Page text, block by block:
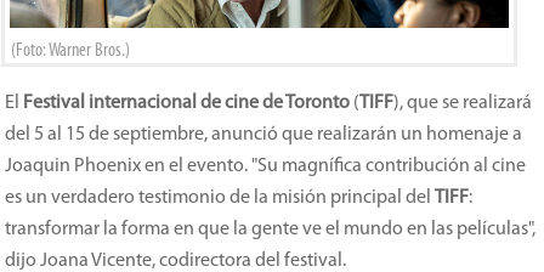
(Foto: Warner Bros.)
El Festival internacional de cine de Toronto (TIFF), que se realizará
del 5 al 15 de septiembre, anunció que realizarán un homenaje a
Joaquin Phoenix en el evento. "Su magnífica contribución al cine
es un verdadero testimonio de la misión principal delTIFF:
transformar la forma en que la gente ve el mundo en las películas",
dijo Joana Vicente, codirectora del festival.